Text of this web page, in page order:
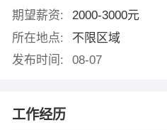
期望薪资:
2000-3000元
所在地点:
不限区域
发布时间:
08-07
工作经历